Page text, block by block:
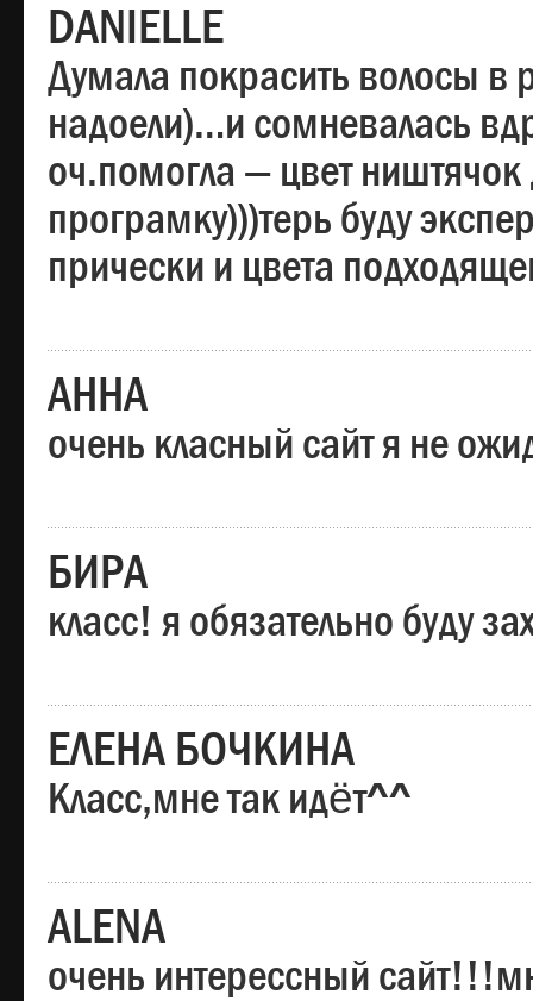
DANIELLE
Думала покрасить волосы
надоели)…и сомневалась
оч.помогла — цвет
програмку)))терь буду
прически и цвета
АННА
очень класный сайт я не
БИРА
класс! я обязательно буду
ЕЛЕНА БОЧКИНА
Класс,мне так идёт^^
ALENA
очень интерессный